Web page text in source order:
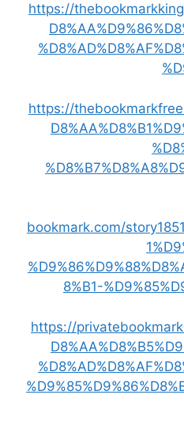
https://
https://
bookmark.com/
8%B1-
https://